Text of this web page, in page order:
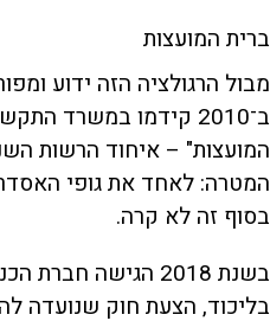
ברית המועצות
מבול הרגולציה הזה ידוע
ב־2010 קידמו במשרד
המועצות" – איחוד הרשות
המטרה: לאחד את גופי
בסוף זה לא קרה.
בשנת 2018 הגישה